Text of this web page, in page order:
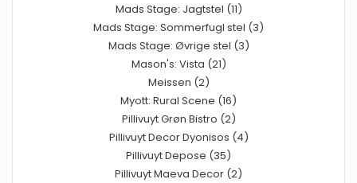
Mads Stage: Jagtstel (11)
Mads Stage: Sommerfugl stel (3)
Mads Stage: Øvrige stel (3)
Mason's: Vista (21)
Meissen (2)
Myott: Rural Scene (16)
Pillivuyt Grøn Bistro (2)
Pillivuyt Decor Dyonisos (4)
Pillivuyt Depose (35)
Pillivuyt Maeva Decor (2)